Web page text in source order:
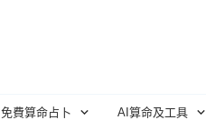
免費算命占卜 AI算命及工具